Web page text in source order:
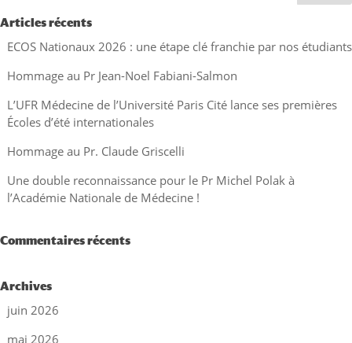
Articles récents
ECOS Nationaux 2026 : une étape clé franchie par nos étudiants
Hommage au Pr Jean-Noel Fabiani-Salmon
L’UFR Médecine de l’Université Paris Cité lance ses premières
Écoles d’été internationales
Hommage au Pr. Claude Griscelli
Une double reconnaissance pour le Pr Michel Polak à
l’Académie Nationale de Médecine !
Commentaires récents
Archives
juin 2026
mai 2026